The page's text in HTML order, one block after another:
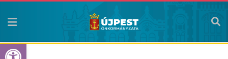
Eszköztár megnyitása